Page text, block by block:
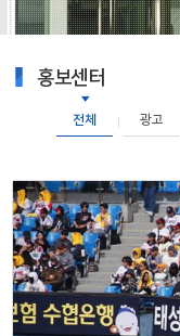
홍보센터
전체 광고